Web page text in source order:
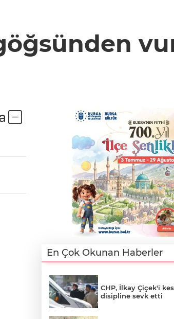
En Çok Okunan Haberler
CHP, İlkay Çiçek'i
disipline sevk etti